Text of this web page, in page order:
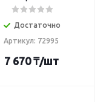
Достаточно
Артикул: 72995
7 670₸/шт